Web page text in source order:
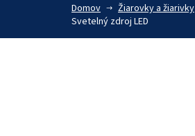
Domov Žiarovky a žiarivky
Svetelný zdroj LED